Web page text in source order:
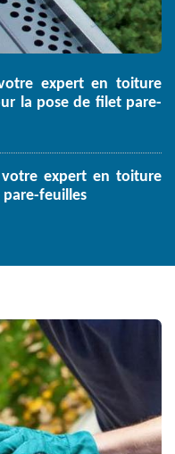
expert en toiture
la pose de filet pare-
votre expert en toiture
pare-feuilles